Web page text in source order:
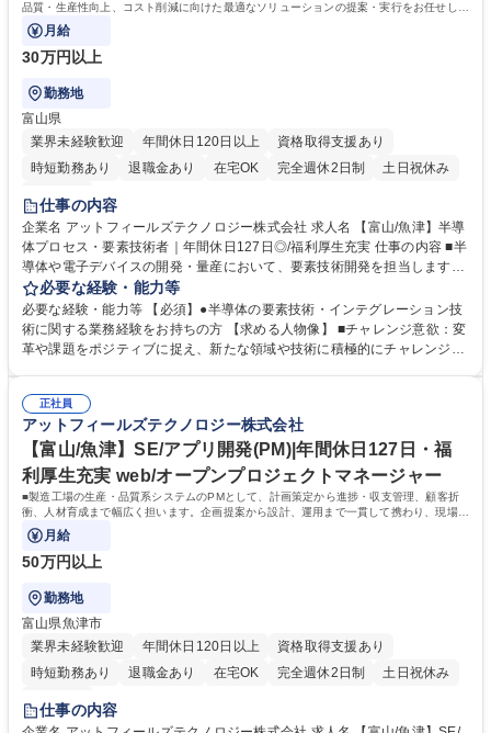
品質・生産性向上、コスト削減に向けた最適なソリューションの提案・実行をお任せしま
す。
月給
30万円以上
勤務地
富山県
業界未経験歓迎
年間休日120日以上
資格取得支援あり
時短勤務あり
退職金あり 在宅OK 完全週休2日制
土日祝休み
服装自由
仕事の内容
企業名 アットフィールズテクノロジー株式会社 求人名 【富山/魚津】半導
体プロセス・要素技術者｜年間休日127日◎/福利厚生充実 仕事の内容 ■半
導体や電子デバイスの開発・量産において、要素技術開発を担当します。
新規開発、品質・生産性向上、コスト削減に向けた最適なソリューション
の提案・実行をお任せします。 【専門技術】 ■前工程要素技術(リソグラ
フィ・ドライエッチ・洗浄・成膜・熱処理・イオン注入・CMP)■裏面工程
要素技術(ウエハサポート・バックグラインド・ダイシング・成膜・洗浄)
実
必要な経験・能力等
必要な経験・能力等 【必須】●半導体の要素技術・インテグレーション技
術に関する業務経験をお持ちの方 【求める人物像】 ■チャレンジ意欲：変
革や課題をポジティブに捉え、新たな領域や技術に積極的にチャレンジす
の対話を楽しめる方や相手を説得していくことに面白みを感じている方 学
歴・資格 学歴：大学院 大学 高専 語学力： 資格：
正社員
アットフィールズテクノロジー株式会社
【富山/魚津】SE/アプリ開発(PM)|年間休日127日・福
利厚生充実 web/オープンプロジェクトマネージャー
■製造工場の生産・品質系システムのPMとして、計画策定から進捗・収支管理、顧客折
衝、人材育成まで幅広く担います。企画提案から設計、運用まで一貫して携わり、現場の
課題解決をリードする重要な役割です。
月給
50万円以上
勤務地
富山県魚津市
業界未経験歓迎
年間休日120日以上
資格取得支援あり
時短勤務あり
退職金あり 在宅OK 完全週休2日制
土日祝休み
服装自由
仕事の内容